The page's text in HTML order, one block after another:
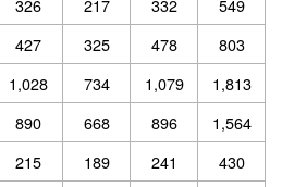
326 217 332
549
427 325 478
803
1,028 734 1,079
1,813
890 668 896
1,564
215 189 241
430